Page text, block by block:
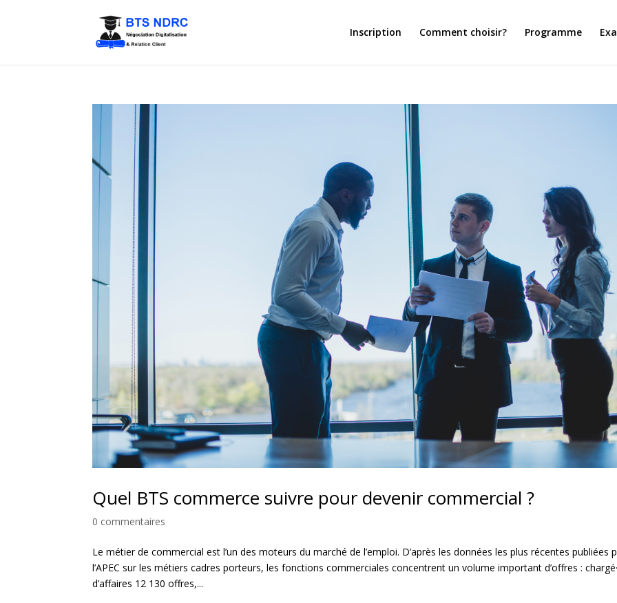
Inscription Comment choisir? Programme
Quel BTS commerce suivre pour devenir commercial ?
0 commentaires
Le métier de commercial est l’un des moteurs du marché de l’emploi. D’après les données les plus récentes publiées
l’APEC sur les métiers cadres porteurs, les fonctions commerciales concentrent un volume important d’offres :
d’affaires 12 130 offres,...